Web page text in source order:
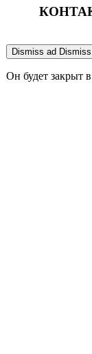
Dismiss ad
Он будет закрыт в